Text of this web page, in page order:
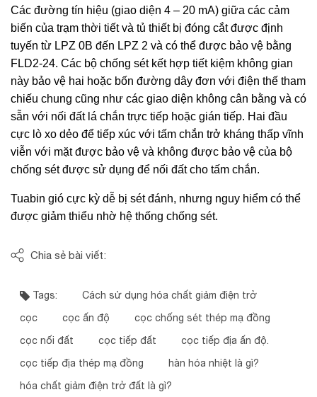
Các đường tín hiệu (giao diện 4 – 20 mA) giữa các cảm
biến của trạm thời tiết và tủ thiết bị đóng cắt được định
tuyến từ LPZ 0B đến LPZ 2 và có thể được bảo vệ bằng
FLD2-24. Các bộ chống sét kết hợp tiết kiệm không gian
này bảo vệ hai hoặc bốn đường dây đơn với điện thế tham
chiếu chung cũng như các giao diện không cân bằng và có
sẵn với nối đất lá chắn trực tiếp hoặc gián tiếp. Hai đầu
cực lò xo dẻo để tiếp xúc với tấm chắn trở kháng thấp vĩnh
viễn với mặt được bảo vệ và không được bảo vệ của bộ
chống sét được sử dụng để nối đất cho tấm chắn.
Tuabin gió cực kỳ dễ bị sét đánh, nhưng nguy hiểm có thể
được giảm thiểu nhờ hệ thống chống sét.
Chia sẻ bài viết:
Tags:
Cách sử dụng hóa chất giảm điện trở
cọc
cọc ấn độ
cọc chống sét thép mạ đồng
cọc nối đất
cọc tiếp đất
cọc tiếp địa ấn độ.
cọc tiếp địa thép mạ đồng
hàn hóa nhiệt là gì?
hóa chất giảm điện trở đất là gì?